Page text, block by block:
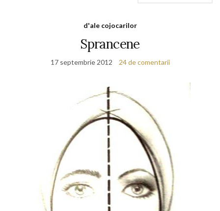
d'ale cojocarilor
Sprancene
17 septembrie 2012 24 de comentarii